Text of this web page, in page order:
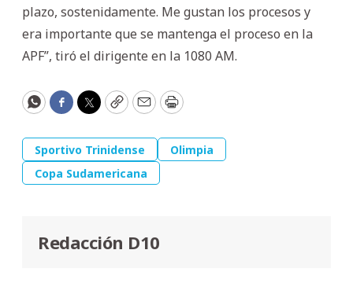
plazo, sostenidamente. Me gustan los procesos y
era importante que se mantenga el proceso en la
APF”, tiró el dirigente en la 1080 AM.
WhatsApp
Facebook
Twitter
CopyEmailPrint
Sportivo Trinidense
Olimpia
Copa Sudamericana
Redacción D10